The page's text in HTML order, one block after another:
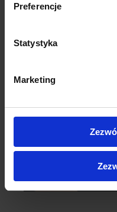
Preferencje
Statystyka
Marketing